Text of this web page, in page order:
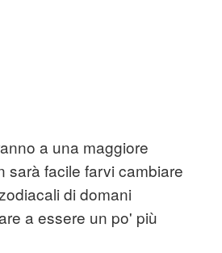
a una maggiore
sarà facile farvi cambiare
di domani
a essere un po' più